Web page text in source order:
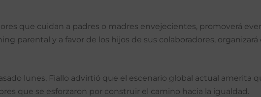
que cuidan a padres o madres envejecientes, promoverá
parental y a favor de los hijos de sus colaboradores,
lunes, Fiallo advirtió que el escenario global actual amerita
que se esforzaron por construir el camino hacia la igualdad.